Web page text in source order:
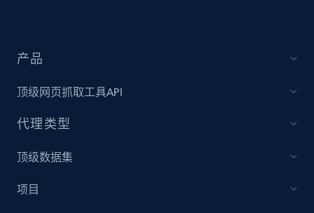
产品
顶级网页抓取工具API
代理类型
顶级数据集
项目